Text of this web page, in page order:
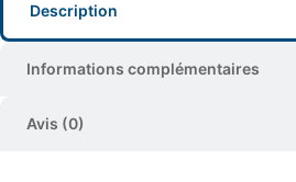
Description
Informations complémentaires
Avis (0)